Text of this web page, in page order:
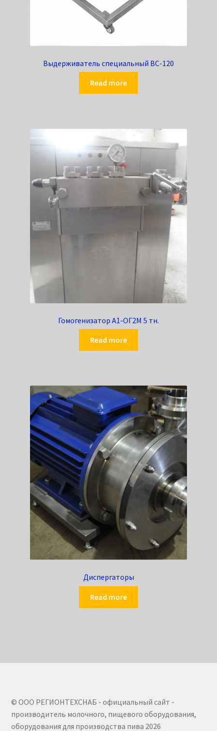
Выдерживатель специальный ВС-120
Read more
Гомогенизатор А1-ОГ2М 5 тн.
Read more
Диспергаторы
Read more
© ООО РЕГИОНТЕХСНАБ - официальный сайт -
производитель молочного, пищевого оборудования,
оборудования для производства пива 2026